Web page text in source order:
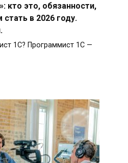
кто это, обязанности,
в 2026 году.
1С? Программист 1С —